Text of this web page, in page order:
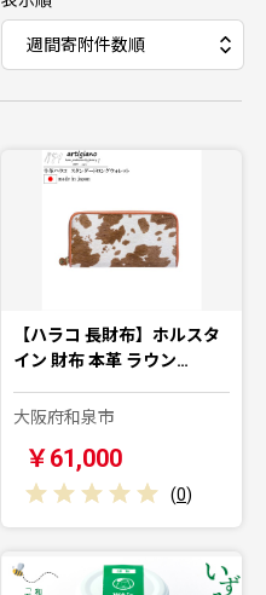
【ハラコ 長財布】ホルスタ
イン 財布 本革 ラウン…
大阪府和泉市
￥61,000
(0)